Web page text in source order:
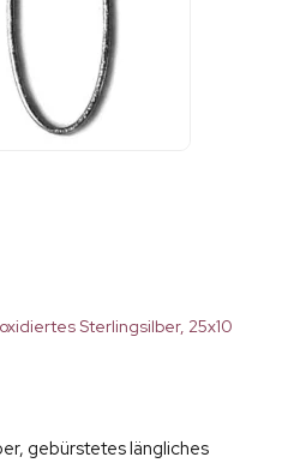
Sterlingsilber, 25x10
gebürstetes längliches